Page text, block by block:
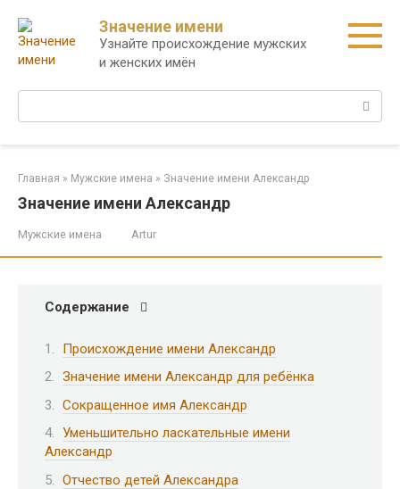
контенту
Значение имени
Узнайте происхождение мужских
и женских имён
Поиск:
Главная » Мужские имена » Значение имени Александр
Значение имени Александр
Мужские имена Artur
Содержание
Происхождение имени Александр
Значение имени Александр для ребёнка
Сокращенное имя Александр
Уменьшительно ласкательные имени
Александр
Отчество детей Александра